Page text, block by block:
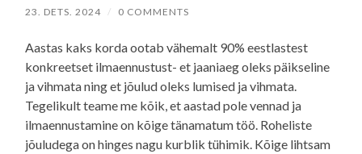
23. DETS. 2024 / 0 COMMENTS
Aastas kaks korda ootab vähemalt 90% eestlastest
konkreetset ilmaennustust- et jaaniaeg oleks päikseline
ja vihmata ning et jõulud oleks lumised ja vihmata.
Tegelikult teame me kõik, et aastad pole vennad ja
ilmaennustamine on kõige tänamatum töö. Roheliste
jõuludega on hinges nagu kurblik tühimik. Kõige lihtsam